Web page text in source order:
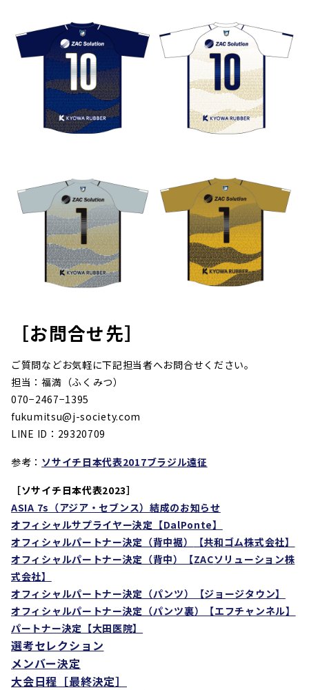
［お問合せ先］
ご質問などお気軽に下記担当者へお問合せください。
担当：福満（ふくみつ）
070−2467−1395
fukumitsu@j-society.com
LINE ID：29320709
参考： ソサイチ日本代表2017ブラジル遠征
［ソサイチ日本代表2023］
ASIA 7s （アジア・セブンス）結成のお知らせ
オフィシャルサプライヤー決定 【DalPonte】
オフィシャルパートナー決定（背中裾）
【共和ゴム株式会社】
オフィシャルパートナー決定（背中）【ZACソリューション株
式会社】
オフィシャルパートナー決定（パンツ）【ジョージタウン】
オフィシャルパートナー決定（パンツ裏）【エフチャンネル】
パートナー決定【大田医院】
選考セレクション
メンバー決定
大会日程［最終決定］